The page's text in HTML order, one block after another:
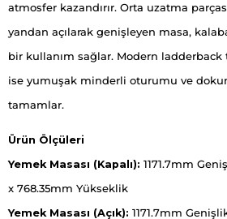
atmosfer kazandırır. Orta uzatma
yandan açılarak genişleyen masa,
bir kullanım sağlar. Modern ladderback
ise yumuşak minderli oturumu ve
tamamlar.
Ürün Ölçüleri
Yemek Masası (Kapalı): 1171.7mm
x 768.35mm Yükseklik
Yemek Masası (Açık): 1171.7mm